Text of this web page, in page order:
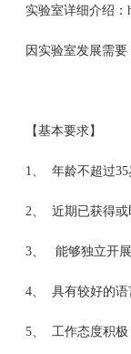
实验室详细介绍：
因实验室发展需要
【基本要求】
1、 年龄不超过35
2、 近期已获得或
3、 能够独立开
4、 具有较好的语
5、 工作态度积极